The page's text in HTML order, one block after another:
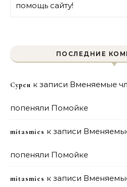
помощь сайту!
ПОСЛЕДНИЕ
Сурен к записи Вменяемые
попеняли Помойке
mitasmies к записи
попеняли Помойке
mitasmies к записи